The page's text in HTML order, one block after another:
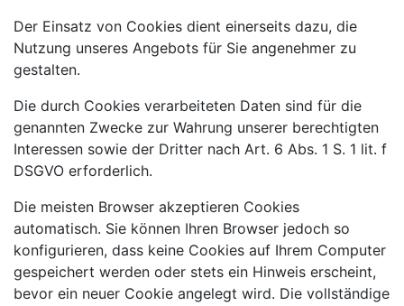
Der Einsatz von Cookies dient einerseits dazu, die
Nutzung unseres Angebots für Sie angenehmer zu
gestalten.
Die durch Cookies verarbeiteten Daten sind für die
genannten Zwecke zur Wahrung unserer berechtigten
Interessen sowie der Dritter nach Art. 6 Abs. 1 S. 1 lit. f
DSGVO erforderlich.
Die meisten Browser akzeptieren Cookies
automatisch. Sie können Ihren Browser jedoch so
konfigurieren, dass keine Cookies auf Ihrem Computer
gespeichert werden oder stets ein Hinweis erscheint,
bevor ein neuer Cookie angelegt wird. Die vollständige